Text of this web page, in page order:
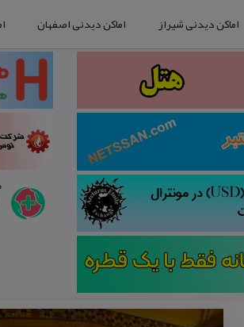
اماکن دیدنی شیراز اماکن دیدنی اصفهان